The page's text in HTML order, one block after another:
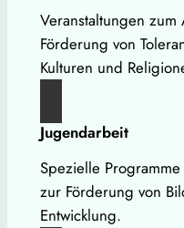
Veranstaltungen
Förderung von
Kulturen und
Jugendarbeit
Spezielle
zur Förderung von
Entwicklung.